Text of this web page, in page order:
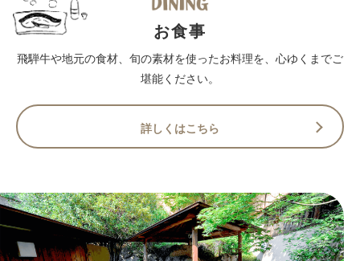
お食事
飛騨牛や地元の食材、旬の素材を使ったお料理を、心ゆくまでご
堪能ください。
詳しくはこちら